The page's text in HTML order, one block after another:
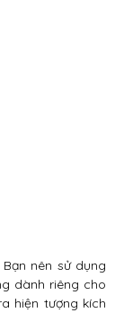
nên sử dụng
dành riêng cho
hiện tượng kích